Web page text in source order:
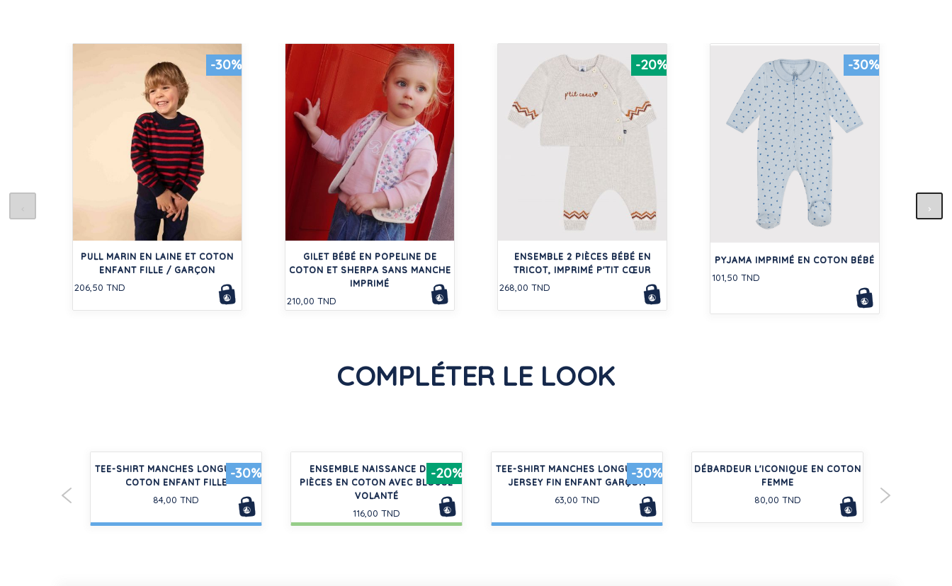
-30%
PULL MARIN EN LAINE ET COTON
ENFANT FILLE / GARÇON
206,50 TND
GILET BÉBÉ EN POPELINE DE
COTON ET SHERPA SANS MANCHE
IMPRIMÉ
210,00 TND
-20%
ENSEMBLE 2 PIÈCES BÉBÉ EN
TRICOT, IMPRIMÉ P'TIT CŒUR
268,00 TND
-30%
PYJAMA IMPRIMÉ EN COTON BÉBÉ
101,50 TND
COMPLÉTER LE LOOK
-30%
TEE-SHIRT MANCHES LONGUES EN
COTON ENFANT FILLE
84,00 TND
-20%
ENSEMBLE NAISSANCE DEUX
PIÈCES EN COTON AVEC BLOUSE
VOLANTÉ
116,00 TND
-30%
TEE-SHIRT MANCHES LONGUES EN
JERSEY FIN ENFANT GARÇON
63,00 TND
DÉBARDEUR L'ICONIQUE EN COTON
FEMME
80,00 TND